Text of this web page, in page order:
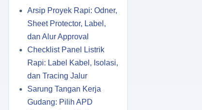
Arsip Proyek Rapi: Odner,
Sheet Protector, Label,
dan Alur Approval
Checklist Panel Listrik
Rapi: Label Kabel, Isolasi,
dan Tracing Jalur
Sarung Tangan Kerja
Gudang: Pilih APD